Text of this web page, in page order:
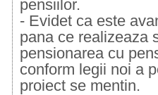
pensiilor.
- Evidet ca este
pana ce realizeaza
pensionarea cu
conform legii noi a
proiect se mentin.